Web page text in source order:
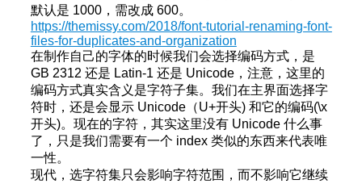
默认是 1000，需改成 600。
https://themissy.com/2018/font-tutorial-renaming-font-
files-for-duplicates-and-organization
在制作自己的字体的时候我们会选择编码方式，是
GB 2312 还是 Latin-1 还是 Unicode，注意，这里的
编码方式真实含义是字符子集。我们在主界面选择字
符时，还是会显示 Unicode（U+开头) 和它的编码(\x
开头)。现在的字符，其实这里没有 Unicode 什么事
了，只是我们需要有一个 index 类似的东西来代表唯
一性。
现代，选字符集只会影响字符范围，而不影响它继续